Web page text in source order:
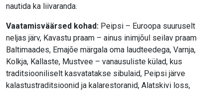
nautida ka liivaranda.
Vaatamisväärsed kohad: Peipsi – Euroopa suuruselt
neljas järv, Kavastu praam – ainus inimjõul seilav praam
Baltimaades, Emajõe märgala oma laudteedega, Varnja,
Kolkja, Kallaste, Mustvee – vanausuliste külad, kus
traditsiooniliselt kasvatatakse sibulaid, Peipsi järve
kalastustraditsioonid ja kalarestoranid, Alatskivi loss,